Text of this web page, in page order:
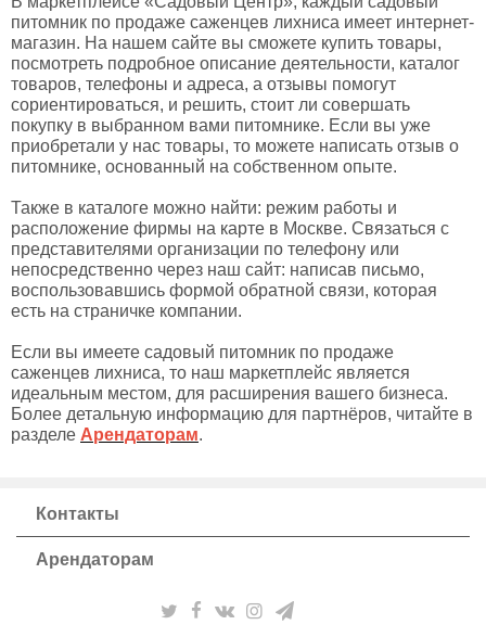
питомник по продаже саженцев лихниса имеет интернет-
магазин. На нашем сайте вы сможете купить товары,
посмотреть подробное описание деятельности, каталог
товаров, телефоны и адреса, а отзывы помогут
сориентироваться, и решить, стоит ли совершать
покупку в выбранном вами питомнике. Если вы уже
приобретали у нас товары, то можете написать отзыв о
питомнике, основанный на собственном опыте.
Также в каталоге можно найти: режим работы и
расположение фирмы на карте в Москве. Связаться с
представителями организации по телефону или
непосредственно через наш сайт: написав письмо,
воспользовавшись формой обратной связи, которая
есть на страничке компании.
Если вы имеете садовый питомник по продаже
саженцев лихниса, то наш маркетплейс является
идеальным местом, для расширения вашего бизнеса.
Более детальную информацию для партнёров, читайте в
разделе Арендаторам.
Контакты
Арендаторам